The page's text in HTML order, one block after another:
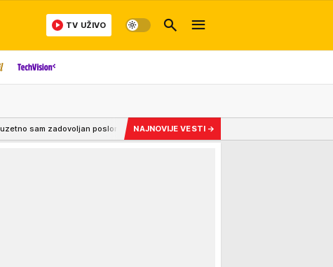
TV UŽIVO
poslom koji Pit Hegset obavlja, on uživa veliko poštovanje vojske"
NAJNOVIJE VESTI →